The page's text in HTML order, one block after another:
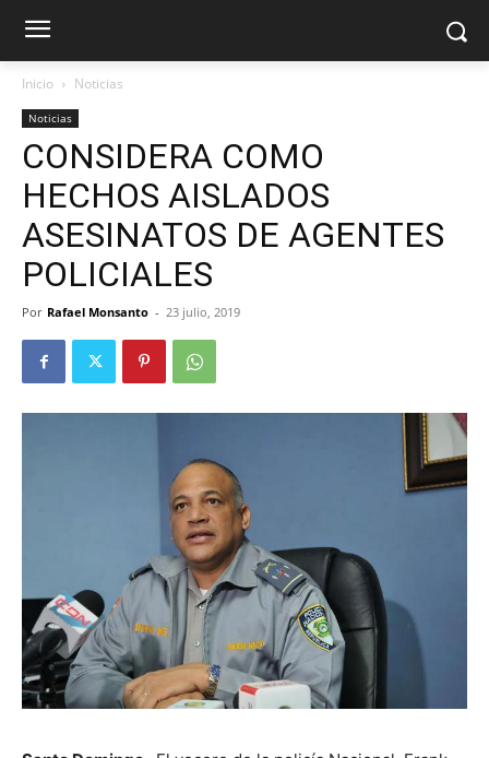
Inicio Noticias
Noticias
CONSIDERA COMO
HECHOS AISLADOS
ASESINATOS DE AGENTES
POLICIALES
Por Rafael Monsanto - 23 julio, 2019